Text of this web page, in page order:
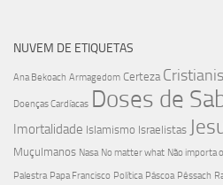
NUVEM DE ETIQUETAS
Ana Bekoach Armagedom Certeza
Doenças Cardíacas Doses de
Imortalidade Islamismo Israelistas
Muçulmanos Nasa No matter what Não importa
Palestra Papa Francisco Política Páscoa Pêssach